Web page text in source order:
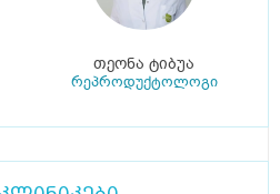
თეონა ტიბუა
რეპროდუქტოლოგი